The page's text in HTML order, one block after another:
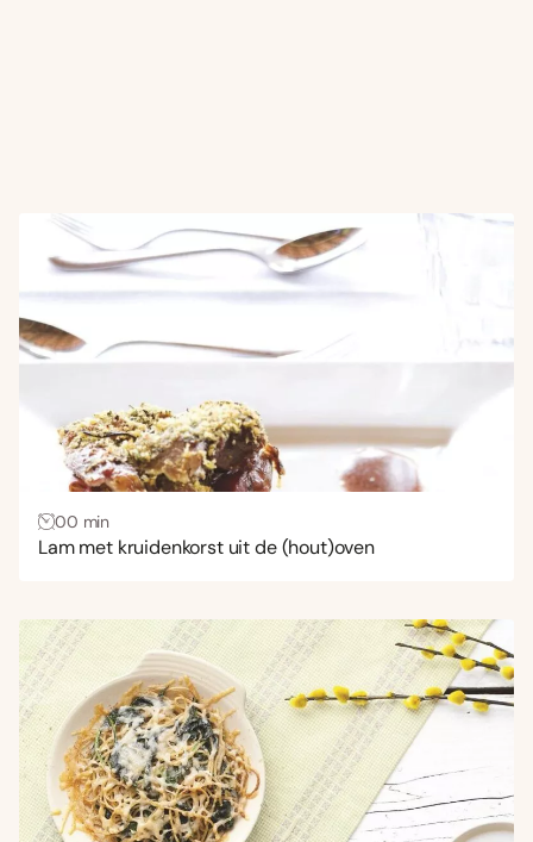
00 min
Lam met kruidenkorst uit de (hout)oven